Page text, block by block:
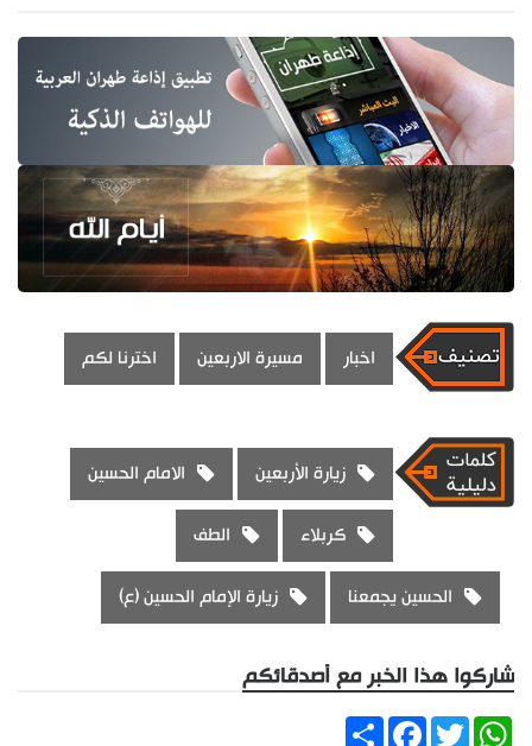
اخبار مسيرة الاربعين اخترنا لكم
زيارة الأربعين الامام الحسين
كربلاء الطف
الحسين يجمعنا زيارة الإمام الحسين (ع)
شاركوا هذا الخبر مع أصدقائكم
ShareFacebookTwitter
WhatsApp